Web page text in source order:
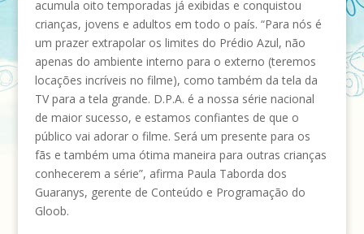
acumula oito temporadas já exibidas e conquistou
crianças, jovens e adultos em todo o país. “Para nós é
um prazer extrapolar os limites do Prédio Azul, não
apenas do ambiente interno para o externo (teremos
locações incríveis no filme), como também da tela da
TV para a tela grande. D.P.A. é a nossa série nacional
de maior sucesso, e estamos confiantes de que o
público vai adorar o filme. Será um presente para os
fãs e também uma ótima maneira para outras crianças
conhecerem a série”, afirma Paula Taborda dos
Guaranys, gerente de Conteúdo e Programação do
Gloob.